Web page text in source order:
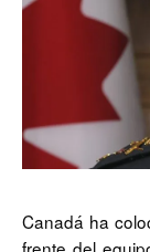
Canadá ha